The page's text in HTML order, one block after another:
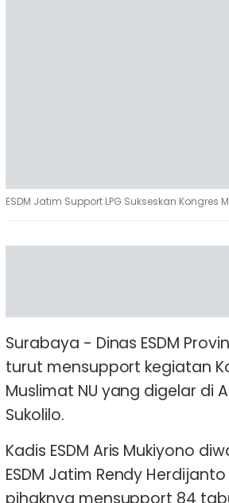
ESDM Jatim Support LPG Sukseskan Kongres
Surabaya - Dinas ESDM
turut mensupport kegiatan
Muslimat NU yang digelar di
Sukolilo.
Kadis ESDM Aris Mukiyono
ESDM Jatim Rendy
pihaknya mensupport 84